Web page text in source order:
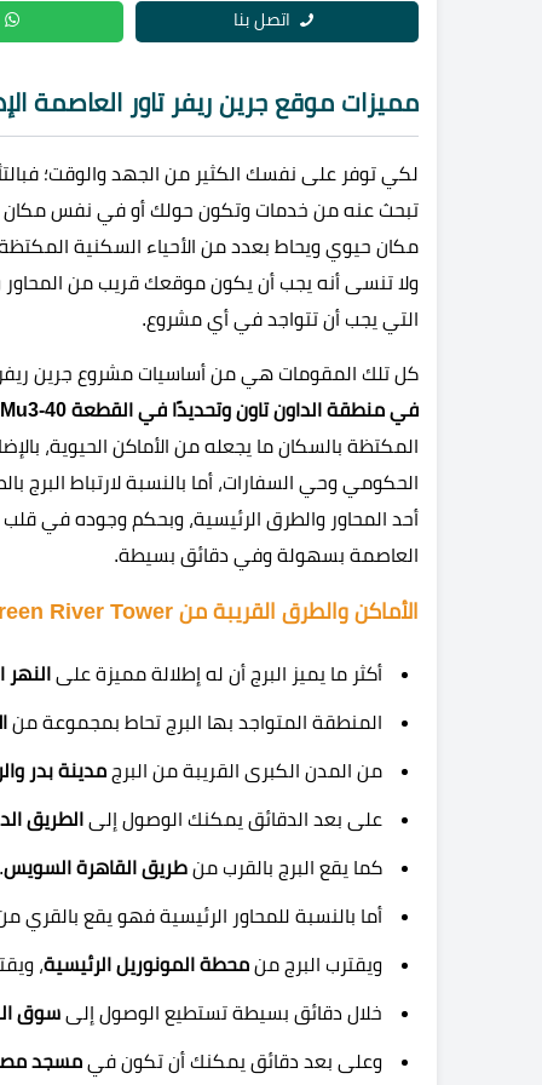
اتصل بنا
مميزات موقع جرين ريفر تاور العاصمة
لكي توفر على نفسك الكثير من الجهد والوقت؛
تبحث عنه من خدمات وتكون حولك أو في نفس مكان
مكان حيوي ويحاط بعدد من الأحياء السكنية
ولا تنسى أنه يجب أن يكون موقعك قريب من
التي يجب أن تتواجد في أي مشروع.
كل تلك المقومات هي من أساسيات مشروع جرين ريفر
في منطقة الداون تاون وتحديدًا في القطعة Mu3-40
المكتظة بالسكان ما يجعله من الأماكن الحيوية،
الحكومي وحي السفارات، أما بالنسبة لارتباط
أحد المحاور والطرق الرئيسية، وبحكم وجوده في قلب
العاصمة بسهولة وفي دقائق بسيطة.
الأماكن والطرق القريبة من Green River Tower
أكثر ما يميز البرج أن له إطلالة مميزة على النهر
المنطقة المتواجد بها البرج تحاط بمجموعة من
من المدن الكبرى القريبة من البرج مدينة بدر
على بعد الدقائق يمكنك الوصول إلى الطريق
كما يقع البرج بالقرب من طريق القاهرة السويس.
أما بالنسبة للمحاور الرئيسية فهو يقع بالقري
ويقترب البرج من محطة المونوريل الرئيسية،
خلال دقائق بسيطة تستطيع الوصول إلى سوق
وعلى بعد دقائق يمكنك أن تكون في مسجد